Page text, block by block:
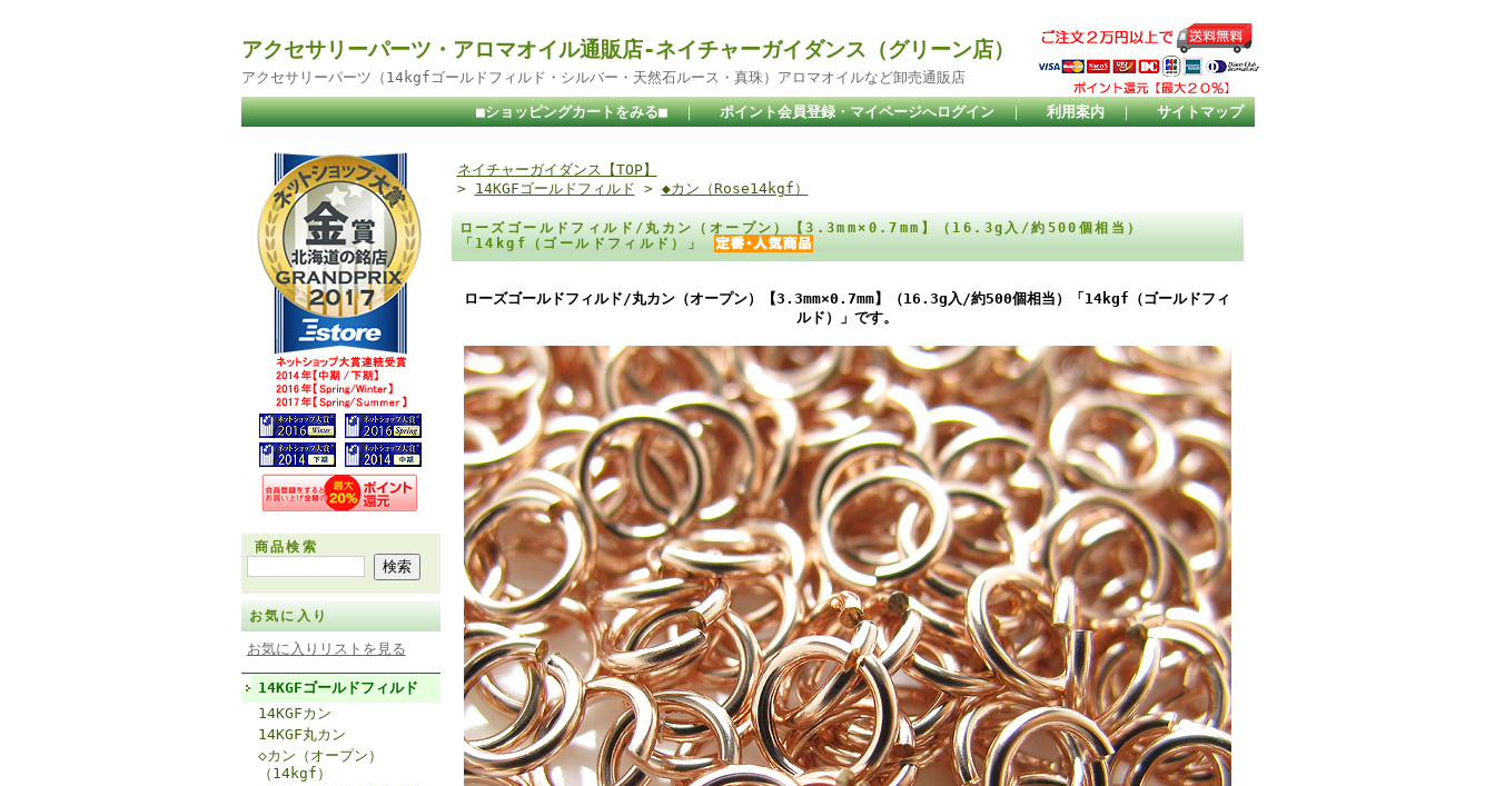
アクセサリーパーツ・アロマオイル通販店-ネイチャーガイダンス（グリーン店）
アクセサリーパーツ（14kgfゴールドフィルド・シルバー・天然石ルース・真珠）アロマオイルなど卸売通販店
■ショッピングカートをみる■ ｜ ポイント会員登録・マイページへログイン ｜ 利用案内 ｜ サイトマップ
商品検索
お気に入り
お気に入りリストを見る
14KGFゴールドフィルド
14KGFカン
14KGF丸カン
◇カン（オープン）
（14kgf）
ネイチャーガイダンス【TOP】
> 14KGFゴールドフィルド > ◆カン（Rose14kgf）
ローズゴールドフィルド/丸カン（オープン）【3.3mm×0.7mm】（16.3g入/約500個相当）
「14kgf（ゴールドフィルド）」
ローズゴールドフィルド/丸カン（オープン）【3.3mm×0.7mm】（16.3g入/約500個相当）「14kgf（ゴールドフィ
ルド）」です。